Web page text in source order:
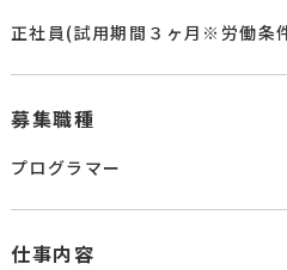
正社員(試用期間３ヶ月※労働条
募集職種
プログラマー
仕事内容